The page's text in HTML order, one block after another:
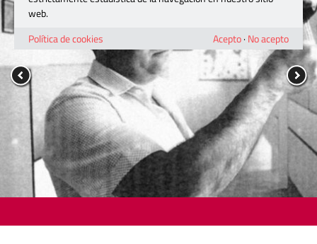
web.
Política de cookies
Acepto· No acepto